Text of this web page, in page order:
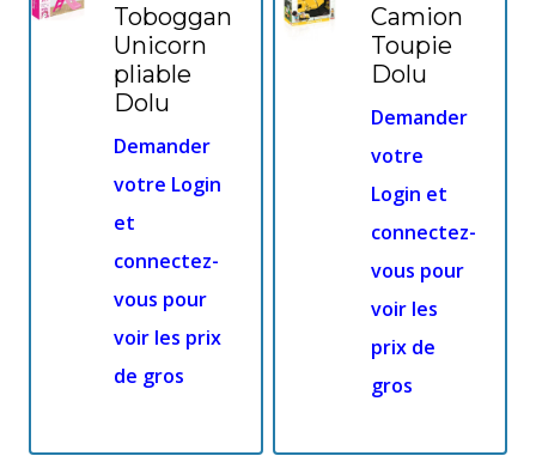
Toboggan
Unicorn
pliable
Dolu
Demander
votre Login
et
connectez-
vous pour
voir les prix
de gros
Camion
Toupie
Dolu
Demander
votre
Login et
connectez-
vous pour
voir les
prix de
gros